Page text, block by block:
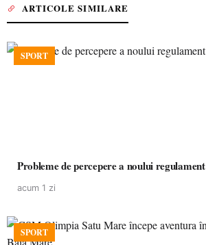
ARTICOLE SIMILARE
SPORT
Probleme de percepere a noului regulament
acum 1 zi
SPORT